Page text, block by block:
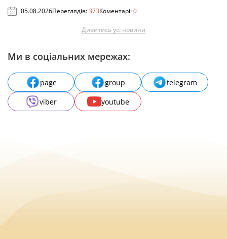
05.08.2026Переглядів:373Коментарі:0
Дивитись усі новини
Ми в соціальних мережах:
page group
telegram
viber
youtube